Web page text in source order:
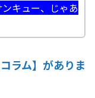
キュー、じゃあ
ラム】がありま